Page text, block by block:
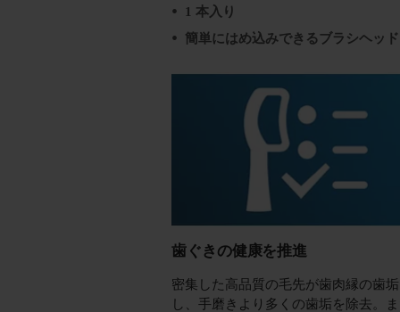
1 本入り
簡単にはめ込みできるブラシヘッド
歯ぐきの健康を推進
密集した高品質の毛先が歯肉縁の歯
し、手磨きより多くの歯垢を除去。